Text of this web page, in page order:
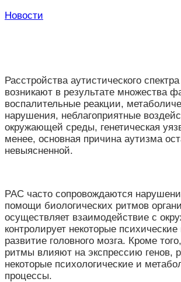
Новости
Расстройства аутистического
возникают в результате множества
воспалительные реакции,
нарушения, неблагоприятные
окружающей среды, генетическая
менее, основная причина аутизма
невыясненной.
РАС часто сопровождаются
помощи биологических ритмов
осуществляет взаимодействие с
контролирует некоторые
развитие головного мозга. Кроме
ритмы влияют на экспрессию генов,
некоторые психологические и
процессы.